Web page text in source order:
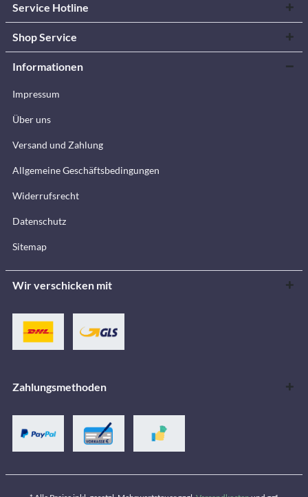
Service Hotline
Shop Service
Informationen
Impressum
Über uns
Versand und Zahlung
Allgemeine Geschäftsbedingungen
Widerrufsrecht
Datenschutz
Sitemap
Wir verschicken mit
Zahlungsmethoden